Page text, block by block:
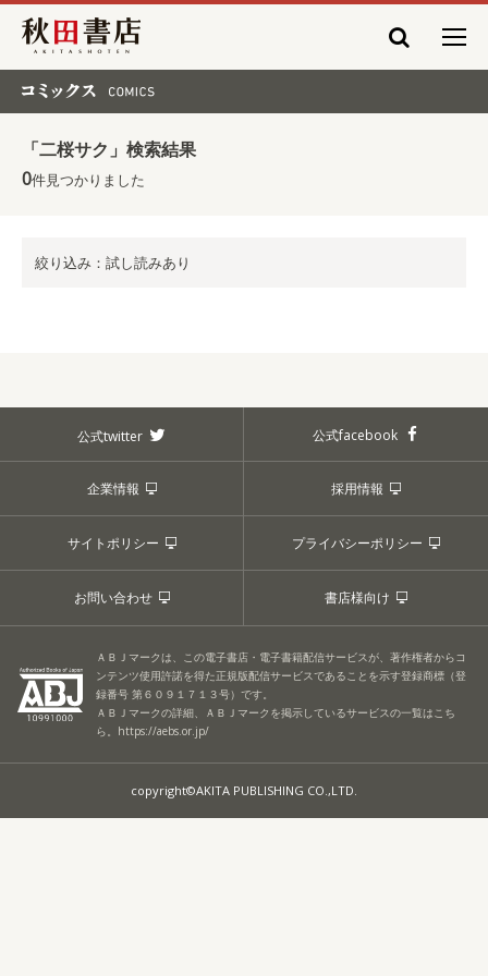
秋田書店
「二桜サク」検索結果
0件見つかりました
絞り込み：試し読みあり
公式twitter 公式facebook
企業情報 採用情報
サイトポリシー プライバシーポリシー
お問い合わせ 書店様向け
ＡＢＪマークは、この電子書店・電子書籍配信サービスが、著作権者からコ
ンテンツ使用許諾を得た正規版配信サービスであることを示す登録商標（登
録番号 第６０９１７１３号）です。
ＡＢＪマークの詳細、ＡＢＪマークを掲示しているサービスの一覧はこち
ら。 https://aebs.or.jp/
copyright©AKITA PUBLISHING CO.,LTD.